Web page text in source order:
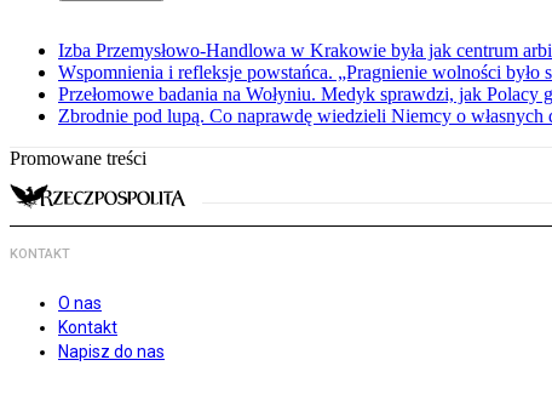
Izba Przemysłowo-Handlowa w Krakowie była jak centrum
Wspomnienia i refleksje powstańca. „Pragnienie wolności było
Przełomowe badania na Wołyniu. Medyk sprawdzi, jak
Zbrodnie pod lupą. Co naprawdę wiedzieli Niemcy o własnych
Promowane treści
KONTAKT
O nas
Kontakt
Napisz do nas